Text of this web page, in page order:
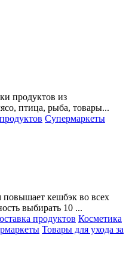
продуктов из
птица, рыба, товары...
Супермаркеты
кешбэк во всех
выбирать 10 ...
продуктов Косметика
Товары для ухода за